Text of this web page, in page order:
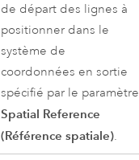
de départ des lignes à
positionner dans le
système de
coordonnées en sortie
spécifié par le paramètre
Spatial Reference
(Référence spatiale).